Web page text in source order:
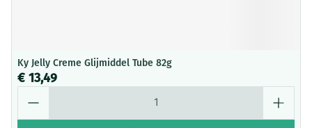
Ky Jelly Creme Glijmiddel Tube 82g
€ 13,49